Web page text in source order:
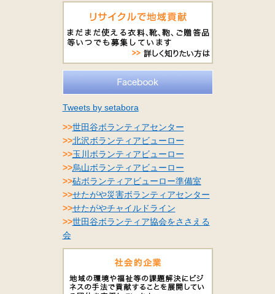
Tweets by setabora
>>世田谷ボランティアセンター
>>北沢ボランティアビューロー
>>玉川ボランティアビューロー
>>烏山ボランティアビューロー
>>砧ボランティアビューロー準備室
>>せたがや災害ボランティアセンター
>>せたがやチャイルドライン
>>世田谷ボランティア協会をささえる
会